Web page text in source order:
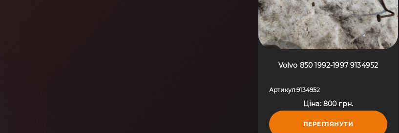
Volvo 850 1992-1997 9134952
Артикул:9134952
Ціна: 800 грн.
ПЕРЕГЛЯНУТИ